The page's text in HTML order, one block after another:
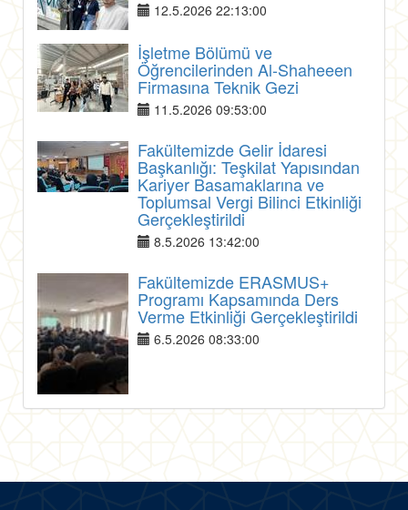
12.5.2026 22:13:00
İşletme Bölümü ve
Öğrencilerinden Al-Shaheeen
Firmasına Teknik Gezi
11.5.2026 09:53:00
Fakültemizde Gelir İdaresi
Başkanlığı: Teşkilat Yapısından
Kariyer Basamaklarına ve
Toplumsal Vergi Bilinci Etkinliği
Gerçekleştirildi
8.5.2026 13:42:00
Fakültemizde ERASMUS+
Programı Kapsamında Ders
Verme Etkinliği Gerçekleştirildi
6.5.2026 08:33:00